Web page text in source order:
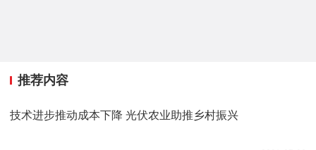
推荐内容
技术进步推动成本下降 光伏农业助推乡村振兴